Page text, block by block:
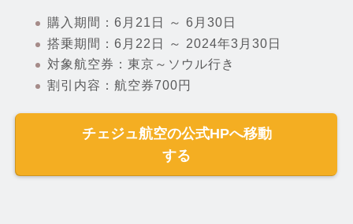
購入期間：6月21日 ～ 6月30日
搭乗期間：6月22日 ～ 2024年3月30日
対象航空券：東京～ソウル行き
割引内容：航空券700円
チェジュ航空の公式HPへ移動
する